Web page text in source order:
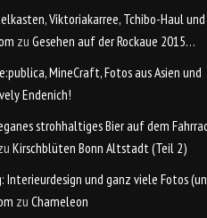
Viktoriakarree, Tchibo-Haul und
zu Gesehen auf der Rockaue 2015…
MineCraft, Fotos aus Asien und
Endenich!
strohhaltiges Bier auf dem
Kirschblüten Bonn Altstadt (Teil 2)
Interieurdesign und ganz viele Fotos
zu Chameleon